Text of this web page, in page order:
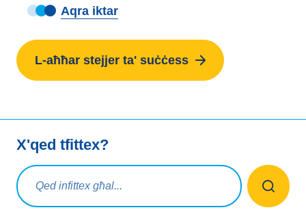
Amerikan li jikkompeti fil-Kampjonat Ewropew tal-Futbol.
Il-kampjonat twaqqaf fl-2021, meta Frankfurt Galaxy saru
ċ-Champions Ewropej inawgurali.
“L-għażla ta' .eu bħala l-estensjoni tad-dominju tagħna
tallinja perfettament mal-identità tagħna bħala tim
Aqra iktar
L-aħħar stejjer ta' suċċess
X'qed tfittex?
Mistoqsijiet ta' tfittxija